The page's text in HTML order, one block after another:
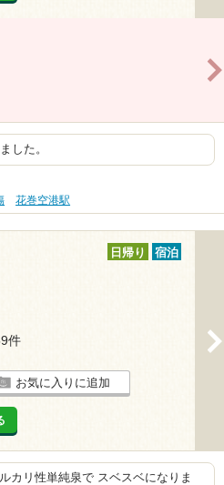
した。
花巻空港駅
日帰り 宿泊
件
お気に入りに追加
カリ性単純泉で スベスベになりま